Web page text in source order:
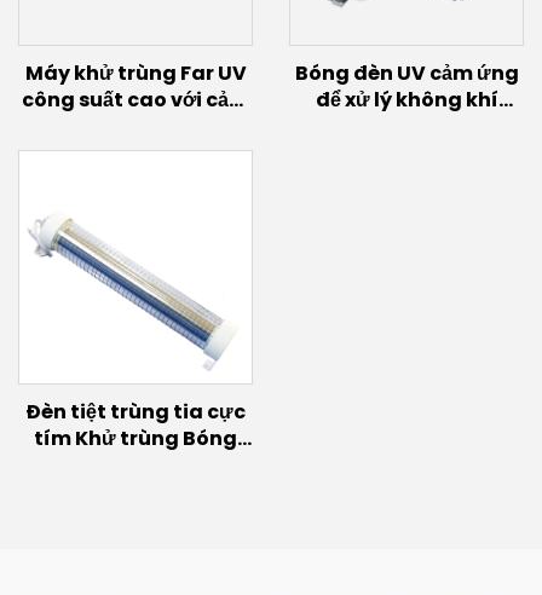
Máy khử trùng Far UV
công suất cao với cảm
(100W/150W)
Bóng đèn UV cảm ứng
để xử lý không khí
Đèn tiệt trùng tia cực
tím Khử trùng Bóng